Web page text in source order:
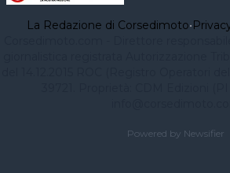
La Redazione di Corsedimoto•
Powered by Newsifier